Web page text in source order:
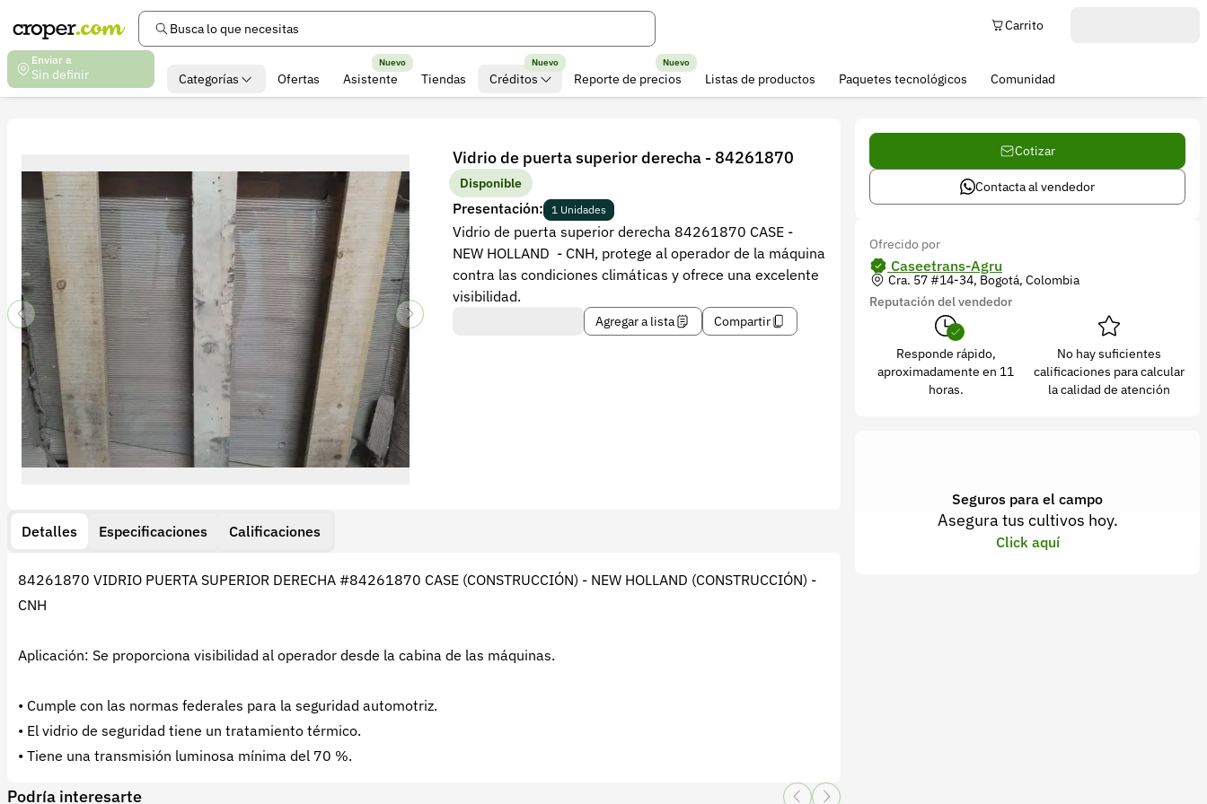
Busca lo que necesitas
Enviar a
Sin definir
Carrito
Categorías Ofertas Asistente
Nuevo
Tiendas Créditos
Nuevo
Reporte de precios
Nuevo
Listas de productos Paquetes tecnológicos Comunidad
Vidrio de puerta superior derecha - 84261870
Disponible
Presentación: 1 Unidades
Vidrio de puerta superior derecha 84261870 CASE -
NEW HOLLAND - CNH, protege al operador de la máquina
contra las condiciones climáticas y ofrece una excelente
visibilidad.
Agregar a lista Compartir
Detalles Especificaciones Calificaciones
84261870 VIDRIO PUERTA SUPERIOR DERECHA #84261870 CASE (CONSTRUCCIÓN) - NEW HOLLAND (CONSTRUCCIÓN) -
CNH
Aplicación: Se proporciona visibilidad al operador desde la cabina de las máquinas.
• Cumple con las normas federales para la seguridad automotriz.
• El vidrio de seguridad tiene un tratamiento térmico.
• Tiene una transmisión luminosa mínima del 70 %.
Podría interesarte
Cotizar
Contacta al vendedor
Ofrecido por
Caseetrans-Agru
Cra. 57 #14-34, Bogotá, Colombia
Reputación del vendedor
Responde rápido,
aproximadamente en 11
horas.
No hay suficientes
calificaciones para calcular
la calidad de atención
Seguros para el campo
Asegura tus cultivos hoy.
Click aquí